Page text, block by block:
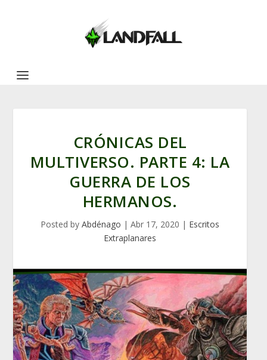
CRÓNICAS DEL
MULTIVERSO. PARTE 4: LA
GUERRA DE LOS
HERMANOS.
Posted by Abdénago | Abr 17, 2020 | Escritos
Extraplanares